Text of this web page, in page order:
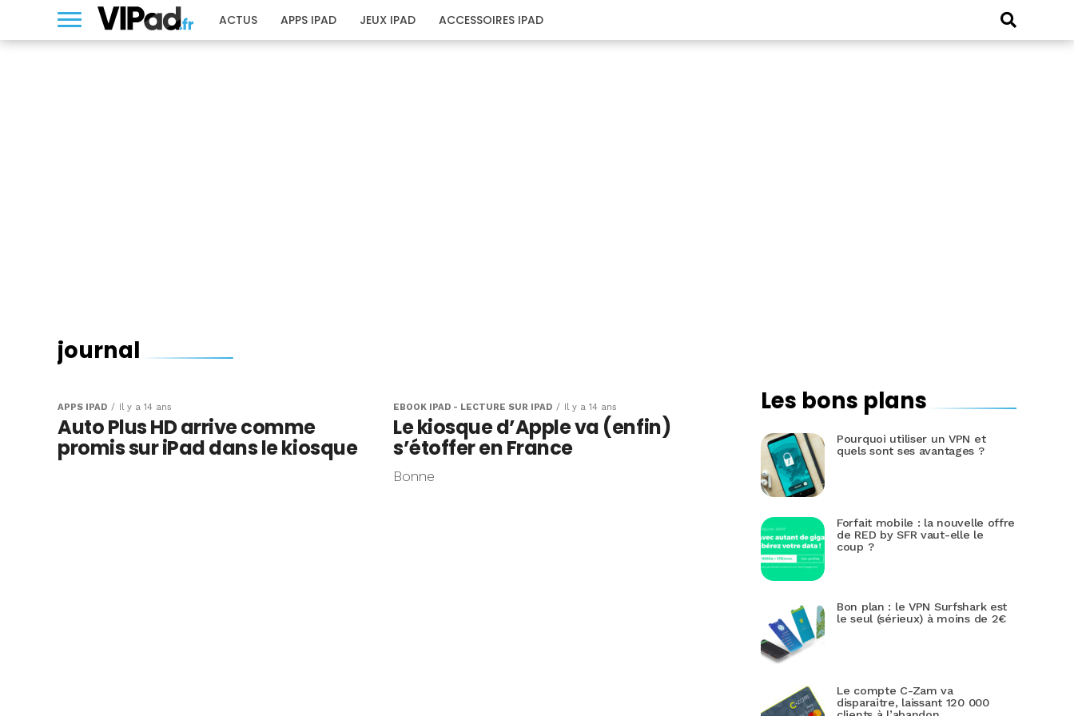
ACTUS APPS IPAD JEUX IPAD ACCESSOIRES IPAD
JOURNAL
iPad débarque sur le
kiosque d’Apple
journal
APPS IPAD Il y a 14 ans
Auto Plus HD arrive comme
promis sur iPad dans le kiosque
EBOOK IPAD - LECTURE SUR IPAD Il y a 14 ans
Le kiosque d’Apple va (enfin)
s’étoffer en France
Bonne
Les bons plans
Pourquoi utiliser un VPN et
quels sont ses avantages ?
Forfait mobile : la nouvelle offre
de RED by SFR vaut-elle le
coup ?
Bon plan : le VPN Surfshark est
le seul (sérieux) à moins de 2€
Le compte C-Zam va
disparaitre, laissant 120 000